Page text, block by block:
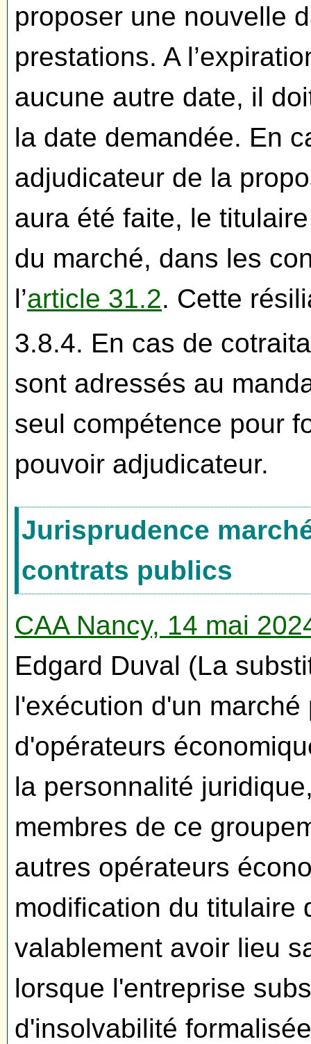
proposer une nouvelle
prestations. A
aucune autre date, il
la date demandée. En
adjudicateur de la
aura été faite, le
du marché, dans les
l’article 31.2. Cette
3.8.4. En cas de
sont adressés au
seul compétence pour
pouvoir adjudicateur.
Jurisprudence
contrats publics
CAA Nancy, 14 mai
Edgard Duval (La
l'exécution d'un
d'opérateurs
la personnalité
membres de ce
autres opérateurs
modification du titulaire
valablement avoir lieu
lorsque l'entreprise
d'insolvabilité